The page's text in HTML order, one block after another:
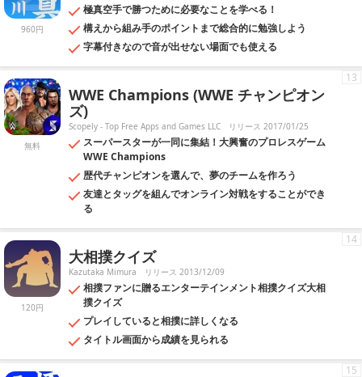
960円
極真空手で勝つために必要なことを学べる！
構えから組み手のポイントまで総合的に勉強しよう
字幕付きなので音が出せない場面でも使える
無料
WWE Champions (WWE チャンピオン
ズ)
Scopely - Top Free Apps and Games LLC リリース 2017/01/25
スーパースターが一同に集結！大興奮のプロレスゲーム
WWE Champions
歴代チャンピオンを選んで、夢のチームを作ろう
友達とタッグを組んでオンライン対戦をすることができ
る
13
120円
大相撲クイズ
Kazutaka Mimura リリース 2013/12/09
相撲ファンに贈るエンターテインメント相撲クイズ大相
撲クイズ
プレイしていると相撲に詳しくなる
タイトル画面から成績を見られる
14
15